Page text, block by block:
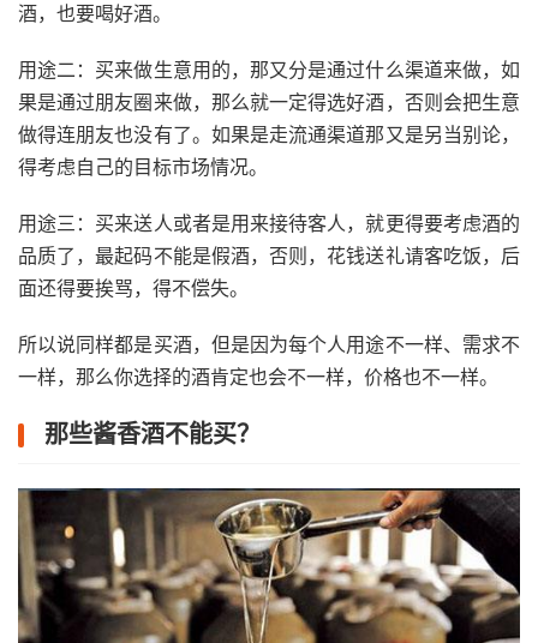
酒，也要喝好酒。
用途二：买来做生意用的，那又分是通过什么渠道来做，如
果是通过朋友圈来做，那么就一定得选好酒，否则会把生意
做得连朋友也没有了。如果是走流通渠道那又是另当别论，
得考虑自己的目标市场情况。
用途三：买来送人或者是用来接待客人，就更得要考虑酒的
品质了，最起码不能是假酒，否则，花钱送礼请客吃饭，后
面还得要挨骂，得不偿失。
所以说同样都是买酒，但是因为每个人用途不一样、需求不
一样，那么你选择的酒肯定也会不一样，价格也不一样。
那些酱香酒不能买？